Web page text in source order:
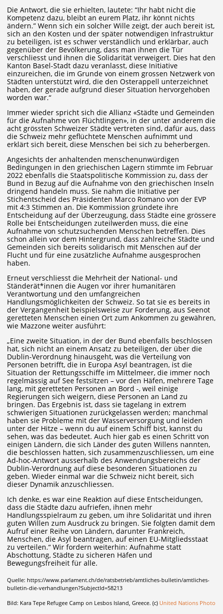
Die Antwort, die sie erhielten, lautete: “Ihr habt nicht die
Kompetenz dazu, bleibt an eurem Platz, ihr könnt nichts
ändern.” Wenn sich ein solcher Wille zeigt, der auch bereit ist,
sich an den Kosten und der später notwendigen Infrastruktur
zu beteiligen, ist es schwer verständlich und erklärbar, auch
gegenüber der Bevölkerung, dass man ihnen die Tür
verschliesst und ihnen die Solidarität verweigert. Dies hat den
Kanton Basel-Stadt dazu veranlasst, diese Initiative
einzureichen, die im Grunde von einem grossen Netzwerk von
Städten unterstützt wird, die den Osterappell unterzeichnet
haben, der gerade aufgrund dieser Situation hervorgehoben
worden war.“
Immer wieder spricht sich die Allianz «Städte und Gemeinden
für die Aufnahme von Flüchtlingen», in der unter anderem die
acht grössten Schweizer Städte vertreten sind, dafür aus, dass
die Schweiz mehr geflüchtete Menschen aufnimmt und
erklärt sich bereit, diese Menschen bei sich zu beherbergen.
Angesichts der anhaltenden menschenunwürdigen
Bedingungen in den griechischen Lagern stimmte im Februar
2022 ebenfalls die Staatspolitische Kommission zu, dass der
Bund in Bezug auf die Aufnahme von den griechischen Inseln
dringend handeln muss. Sie nahm die Initiative per
Stichentscheid des Präsidenten Marco Romano von der EVP
mit 4:3 Stimmen an. Die Kommission gründete ihre
Entscheidung auf der Überzeugung, dass Städte eine grössere
Rolle bei Entscheidungen zuteilwerden muss, die eine
Aufnahme von schutzsuchenden Menschen betreffen. Dies
schon allein vor dem Hintergrund, dass zahlreiche Städte und
Gemeinden sich bereits solidarisch mit Menschen auf der
Flucht und für eine zusätzliche Aufnahme ausgesprochen
haben.
Erneut verschliesst die Mehrheit der National- und
Ständerät*innen die Augen vor ihrer humanitären
Verantwortung und den umfangreichen
Handlungsmöglichkeiten der Schweiz. So tat sie es bereits in
der Vergangenheit beispielsweise zur Forderung, aus Seenot
geretteten Menschen einen Ort zum Ankommen zu gewähren,
wie Mazzone weiter ausführt:
„Eine zweite Situation, in der der Bund ebenfalls beschlossen
hat, sich nicht an einem Ansatz zu beteiligen, der über die
Dublin-Verordnung hinausgeht, was die Verteilung von
Personen betrifft, die in Europa Asyl beantragen, ist die
Situation der Rettungsschiffe im Mittelmeer, die immer noch
regelmässig auf See festsitzen – vor den Häfen, mehrere Tage
lang, mit geretteten Personen an Bord -, weil einige
Regierungen sich weigern, diese Personen an Land zu
bringen. Das Ergebnis ist, dass sie tagelang in extrem
schwierigen Situationen zurückgelassen werden; manchmal
haben sie Probleme mit der Wasserversorgung und leiden
unter der Hitze – wenn du auf einem Schiff bist, kannst du
sehen, was das bedeutet. Auch hier gab es einen Schritt von
einigen Ländern, die sich Länder des guten Willens nannten,
die beschlossen hatten, sich zusammenzuschliessen, um eine
Ad-hoc-Antwort ausserhalb des Anwendungsbereichs der
Dublin-Verordnung auf diese besonderen Situationen zu
geben. Wieder einmal war die Schweiz nicht bereit, sich
dieser Dynamik anzuschliessen.
Ich denke, es war eine Reaktion auf diese Entscheidungen,
dass die Städte dazu aufriefen, ihnen mehr
Handlungsspielraum zu geben, um ihre Solidarität und ihren
guten Willen zum Ausdruck zu bringen. Sie folgten damit dem
Aufruf einer Reihe von Ländern, darunter Frankreich,
Menschen, die Asyl beantragen, auf einen EU-Mitgliedsstaat
zu verteilen.“ Wir fordern weiterhin: Aufnahme statt
Abschottung, Städte zu sicheren Häfen und
Bewegungsfreiheit für alle.
Quelle: https://www.parlament.ch/de/ratsbetrieb/amtliches-bulletin/amtliches-
bulletin-die-verhandlungen?SubjectId=58213
Bild: Kara Tepe Refugee Camp on Lesbos Island, Greece. (c) United Nations Photo